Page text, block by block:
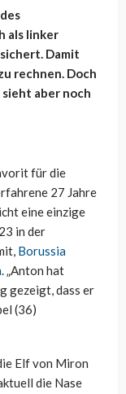
als linker
Damit
rechnen. Doch
aber noch
für die
27 Jahre
eine einzige
in der
Borussia
. „Anton hat
gezeigt, dass er
(36)
Elf von Miron
die Nase